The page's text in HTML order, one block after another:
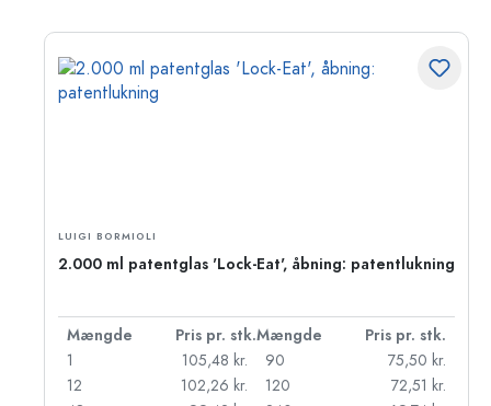
LUIGI BORMIOLI
2.000 ml patentglas 'Lock-Eat', åbning: patentlukning
Mængde Pris pr. stk.Mængde
Pris pr. stk.
1
105,48 kr.
12
102,26 kr.
90
75,50 kr.
120
72,51 kr.